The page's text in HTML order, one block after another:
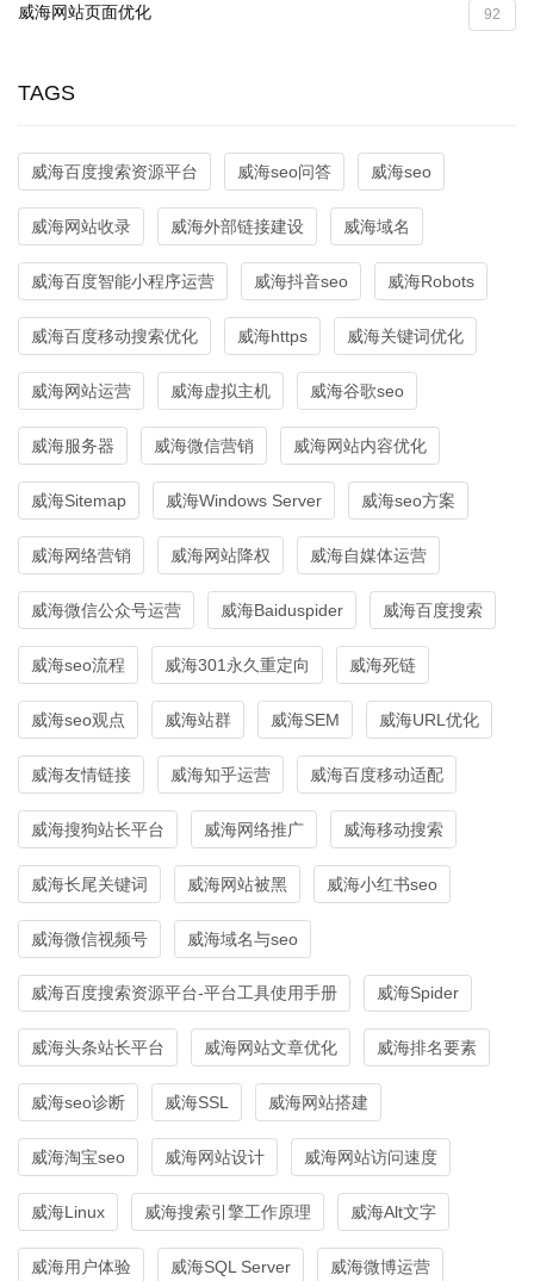
威海网站页面优化 92
TAGS
威海百度搜索资源平台 威海seo问答 威海seo
威海网站收录 威海外部链接建设 威海域名
威海百度智能小程序运营 威海抖音seo 威海Robots
威海百度移动搜索优化 威海https 威海关键词优化
威海网站运营 威海虚拟主机 威海谷歌seo
威海服务器 威海微信营销 威海网站内容优化
威海Sitemap 威海Windows Server 威海seo方案
威海网络营销 威海网站降权 威海自媒体运营
威海微信公众号运营 威海Baiduspider 威海百度搜索
威海seo流程 威海301永久重定向 威海死链
威海seo观点 威海站群 威海SEM 威海URL优化
威海友情链接 威海知乎运营 威海百度移动适配
威海搜狗站长平台 威海网络推广 威海移动搜索
威海长尾关键词 威海网站被黑 威海小红书seo
威海微信视频号 威海域名与seo
威海百度搜索资源平台-平台工具使用手册 威海Spider
威海头条站长平台 威海网站文章优化 威海排名要素
威海seo诊断 威海SSL 威海网站搭建
威海淘宝seo 威海网站设计 威海网站访问速度
威海Linux 威海搜索引擎工作原理 威海Alt文字
威海用户体验 威海SQL Server 威海微博运营